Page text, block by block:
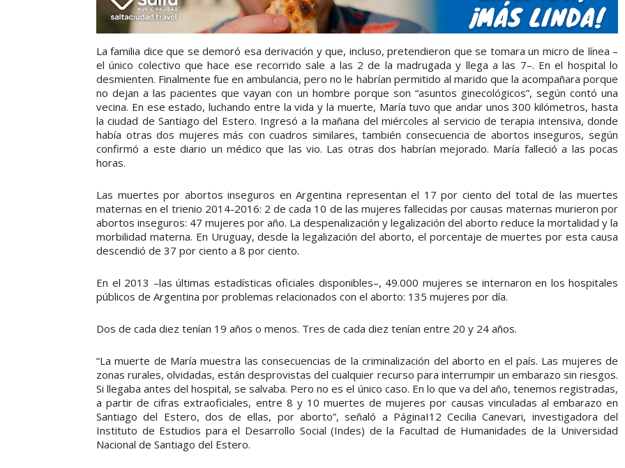
La familia dice que se demoró esa derivación y que, incluso, pretendieron que se tomara un micro de línea –
el único colectivo que hace ese recorrido sale a las 2 de la madrugada y llega a las 7–. En el hospital lo
desmienten. Finalmente fue en ambulancia, pero no le habrían permitido al marido que la acompañara porque
no dejan a las pacientes que vayan con un hombre porque son “asuntos ginecológicos”, según contó una
vecina. En ese estado, luchando entre la vida y la muerte, María tuvo que andar unos 300 kilómetros, hasta
la ciudad de Santiago del Estero. Ingresó a la mañana del miércoles al servicio de terapia intensiva, donde
había otras dos mujeres más con cuadros similares, también consecuencia de abortos inseguros, según
confirmó a este diario un médico que las vio. Las otras dos habrían mejorado. María falleció a las pocas
horas.
Las muertes por abortos inseguros en Argentina representan el 17 por ciento del total de las muertes
maternas en el trienio 2014-2016: 2 de cada 10 de las mujeres fallecidas por causas maternas murieron por
abortos inseguros: 47 mujeres por año. La despenalización y legalización del aborto reduce la mortalidad y la
morbilidad materna. En Uruguay, desde la legalización del aborto, el porcentaje de muertes por esta causa
descendió de 37 por ciento a 8 por ciento.
En el 2013 –las últimas estadísticas oficiales disponibles–, 49.000 mujeres se internaron en los hospitales
públicos de Argentina por problemas relacionados con el aborto: 135 mujeres por día.
Dos de cada diez tenían 19 años o menos. Tres de cada diez tenían entre 20 y 24 años.
“La muerte de María muestra las consecuencias de la criminalización del aborto en el país. Las mujeres de
zonas rurales, olvidadas, están desprovistas del cualquier recurso para interrumpir un embarazo sin riesgos.
Si llegaba antes del hospital, se salvaba. Pero no es el único caso. En lo que va del año, tenemos registradas,
a partir de cifras extraoficiales, entre 8 y 10 muertes de mujeres por causas vinculadas al embarazo en
Santiago del Estero, dos de ellas, por aborto”, señaló a PáginaI12 Cecilia Canevari, investigadora del
Instituto de Estudios para el Desarrollo Social (Indes) de la Facultad de Humanidades de la Universidad
Nacional de Santiago del Estero.